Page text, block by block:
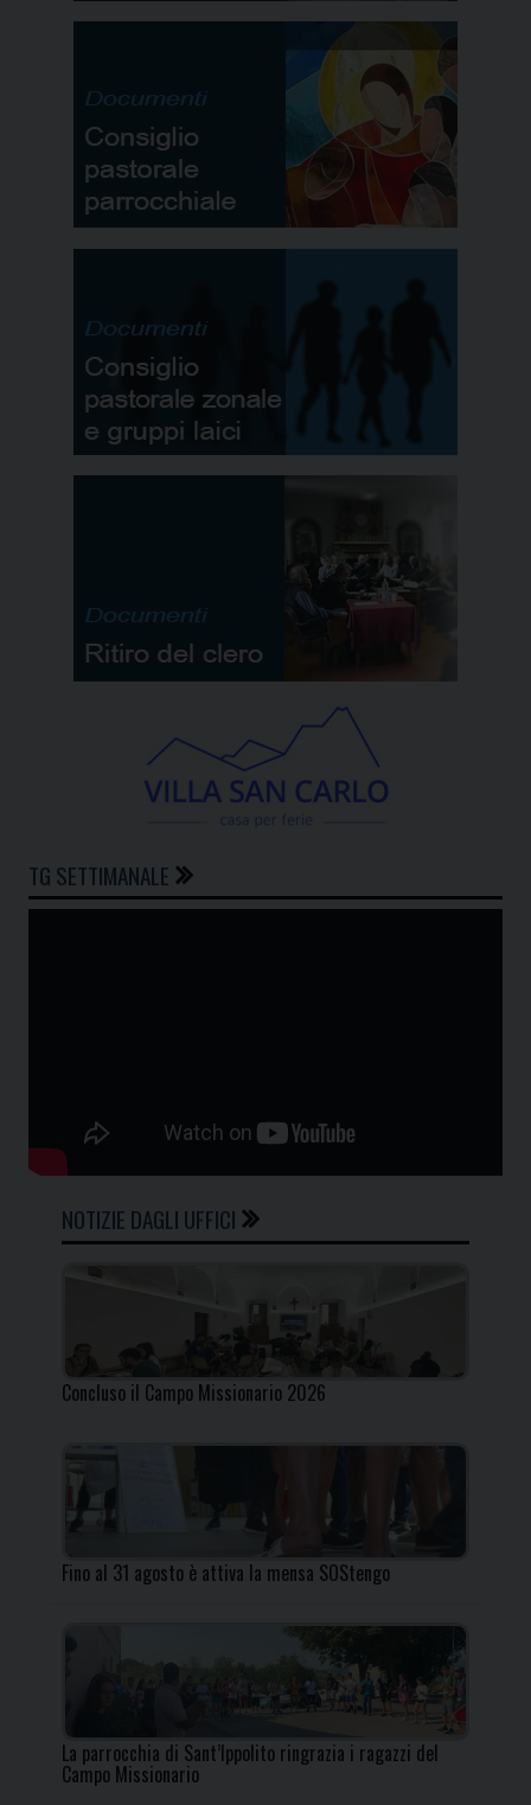
TG SETTIMANALE
NOTIZIE DAGLI UFFICI
Concluso il Campo Missionario 2026
Fino al 31 agosto è attiva la mensa SOStengo
La parrocchia di Sant’Ippolito ringrazia i ragazzi del
Campo Missionario